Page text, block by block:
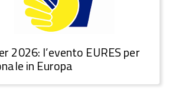
2026: l’evento EURES per
in Europa